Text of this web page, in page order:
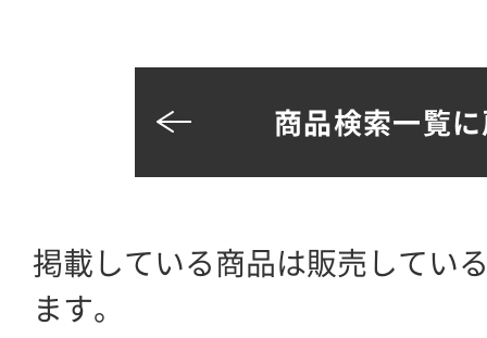
商品検索一覧
掲載している商品は販売してい
ます。